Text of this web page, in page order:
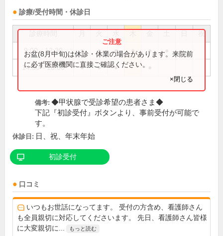
診療/受付時間・休診日
祝
9:00～12:30 ● ● ● ● ●
14:30～18:00 ● ● ●
お盆(8月中旬)は休診・休業の場合があります。来院前
に必ず医療機関に直接ご確認ください。
×閉じる
備考: ◆甲状腺で受診希望の患者さま◆
下記『初診受付』ボタンより、事前受付が可能で
す。
休診日: 日、祝、年末年始
初診受付
口コミ
いつもお世話になってます。 受付の方含め、看護師さん
も全員親切に対応してくださいます。 先日、看護師さん皆様
に大変親切に...
もっと読む